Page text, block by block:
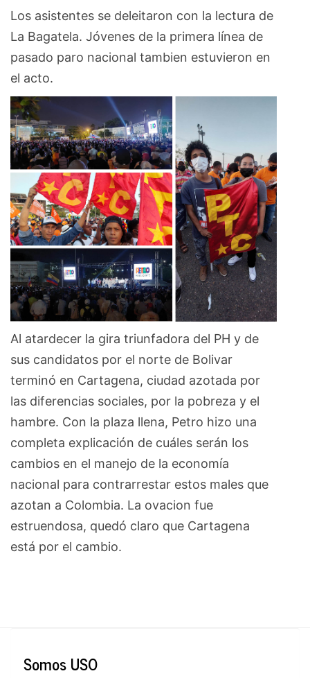
Los asistentes se deleitaron con la lectura de
La Bagatela. Jóvenes de la primera línea de
pasado paro nacional tambien estuvieron en
el acto.
Al atardecer la gira triunfadora del PH y de
sus candidatos por el norte de Bolivar
terminó en Cartagena, ciudad azotada por
las diferencias sociales, por la pobreza y el
hambre. Con la plaza llena, Petro hizo una
completa explicación de cuáles serán los
cambios en el manejo de la economía
nacional para contrarrestar estos males que
azotan a Colombia. La ovacion fue
estruendosa, quedó claro que Cartagena
está por el cambio.
Somos USO